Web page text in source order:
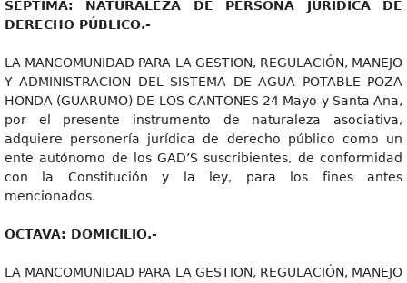
SEPTIMA: NATURALEZA DE PERSONA JURÍDICA DE
DERECHO PÚBLICO.-
LA MANCOMUNIDAD PARA LA GESTION, REGULACIÓN, MANEJO
Y ADMINISTRACION DEL SISTEMA DE AGUA POTABLE POZA
HONDA (GUARUMO) DE LOS CANTONES 24 Mayo y Santa Ana,
por el presente instrumento de naturaleza asociativa,
adquiere personería jurídica de derecho público como un
ente autónomo de los GAD’S suscribientes, de conformidad
con la Constitución y la ley, para los fines antes
mencionados.
OCTAVA: DOMICILIO.-
LA MANCOMUNIDAD PARA LA GESTION, REGULACIÓN, MANEJO